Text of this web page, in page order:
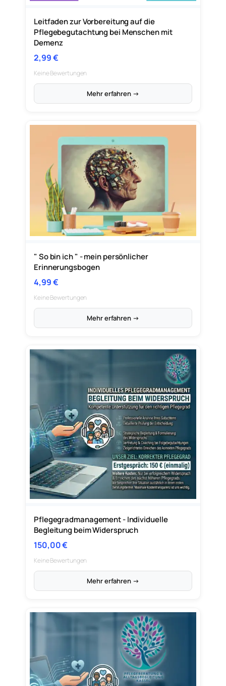
Leitfaden zur Vorbereitung auf die
Pflegebegutachtung bei Menschen mit
Demenz
2,99€
Keine Bewertungen
Mehr erfahren →
" So bin ich " - mein persönlicher
Erinnerungsbogen
4,99€
Keine Bewertungen
Mehr erfahren →
Pflegegradmanagement - Individuelle
Begleitung beim Widerspruch
150,00€
Keine Bewertungen
Mehr erfahren →